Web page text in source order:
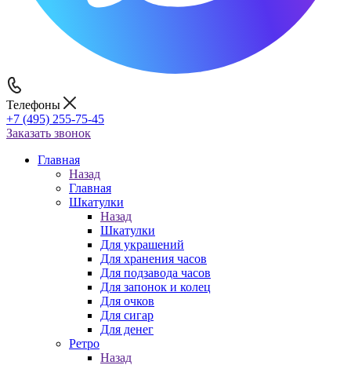
Телефоны
+7 (495) 255-75-45
Заказать звонок
Главная
Назад
Главная
Шкатулки
Назад
Шкатулки
Для украшений
Для хранения часов
Для подзавода часов
Для запонок и колец
Для очков
Для сигар
Для денег
Ретро
Назад